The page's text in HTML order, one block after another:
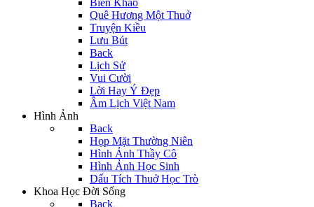
Biên Khảo
Quê Hương Một Thuở
Truyện Kiều
Lưu Bút
Back
Lịch Sử
Vui Cười
Lời Hay Ý Đẹp
Âm Lịch Việt Nam
Hình Ảnh
Back
Họp Mặt Thường Niên
Hình Ảnh Thầy Cô
Hình Ảnh Học Sinh
Dấu Tích Thuở Học Trò
Khoa Học Đời Sống
Back